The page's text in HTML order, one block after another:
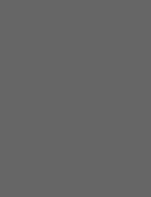
und sind für